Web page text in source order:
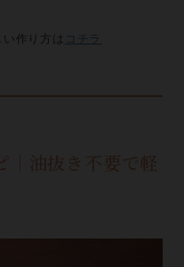
作り方は コチラ
｜油抜き不要で軽